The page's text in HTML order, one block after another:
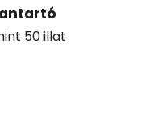
50 illat